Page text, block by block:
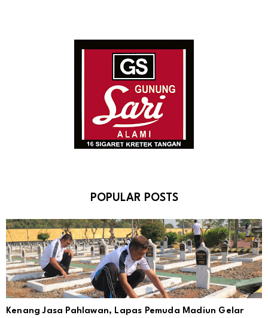
POPULAR POSTS
Kenang Jasa Pahlawan, Lapas Pemuda Madiun Gelar